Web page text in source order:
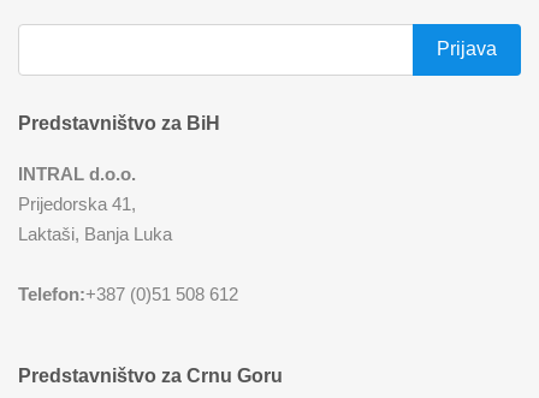
TOSTERI
TANJIRI
TIGANJI
Predstavništvo za BiH
INTRAL d.o.o.
Prijedorska 41,
Laktaši, Banja Luka
Telefon:+387 (0)51 508 612
Predstavništvo za Crnu Goru